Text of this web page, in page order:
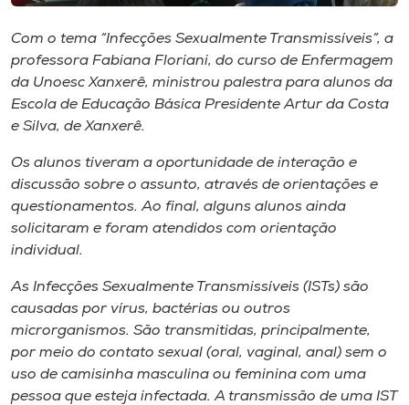
Unoesc
Store
Selecione
o idioma
A+
Com o tema “Infecções Sexualmente Transmissíveis”, a
professora Fabiana Floriani, do curso de Enfermagem
da Unoesc Xanxerê, ministrou palestra para alunos da
Escola de Educação Básica Presidente Artur da Costa
e Silva, de Xanxerê.
Os alunos tiveram a oportunidade de interação e
discussão sobre o assunto, através de orientações e
questionamentos. Ao final, alguns alunos ainda
solicitaram e foram atendidos com orientação
individual.
As Infecções Sexualmente Transmissíveis (ISTs) são
causadas por vírus, bactérias ou outros
microrganismos. São transmitidas, principalmente,
por meio do contato sexual (oral, vaginal, anal) sem o
uso de camisinha masculina ou feminina com uma
pessoa que esteja infectada. A transmissão de uma IST